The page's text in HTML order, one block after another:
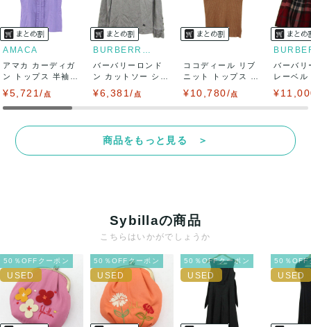
AMACA
アマカ カーディガ
ン トップス 半袖
¥5,721/ 点
BURBERRY LONDON
バーバリーロンド
ン カットソー シャ
¥6,381/ 点
ココディール リブ
ニット トップス ノ
¥10,780/点
バーバリ
レーベル
商品をもっと見る ＞
Sybillaの商品
こちらはいかがでしょうか
50％OFFクーポン 50％OFFクーポン 50％OFFクーポン 50％OFF